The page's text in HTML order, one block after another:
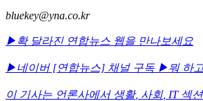
bluekey@yna.co.kr
▶확 달라진 연합뉴스 웹을 만나보세요
▶네이버 [연합뉴스] 채널 구독 ▶뭐 하
이 기사는 언론사에서 생활, 사회, IT섹션